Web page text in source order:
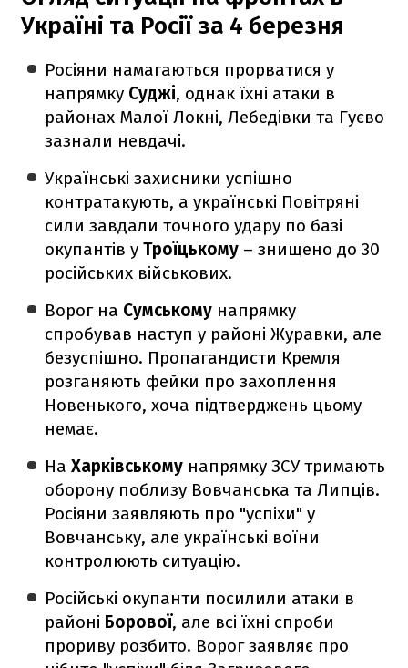
Україні та Росії за 4 березня
Росіяни намагаються прорватися у
напрямку Суджі, однак їхні атаки в
районах Малої Локні, Лебедівки та Гуєво
зазнали невдачі.
Українські захисники успішно
контратакують, а українські Повітряні
сили завдали точного удару по базі
окупантів уТроїцькому – знищено до 30
російських військових.
Ворог на Сумському напрямку
спробував наступ у районі Журавки, але
безуспішно. Пропагандисти Кремля
розганяють фейки про захоплення
Новенького, хоча підтверджень цьому
немає.
НаХарківському напрямку ЗСУ тримають
оборону поблизу Вовчанська та Липців.
Росіяни заявляють про "успіхи" у
Вовчанську, але українські воїни
контролюють ситуацію.
Російські окупанти посилили атаки в
районі Борової, але всі їхні спроби
прориву розбито. Ворог заявляє про